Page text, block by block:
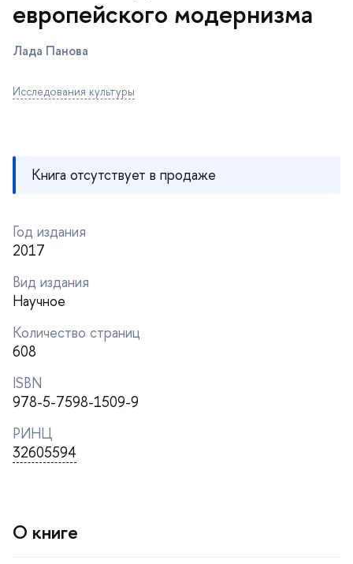
европейского модернизма
Лада Панова
Исследования культуры
Книга отсутствует в продаже
Год издания
2017
ид издания
Научное
Количество страниц
608
ISBN
978-5-7598-1509-9
РИНЦ
32605594
О книге